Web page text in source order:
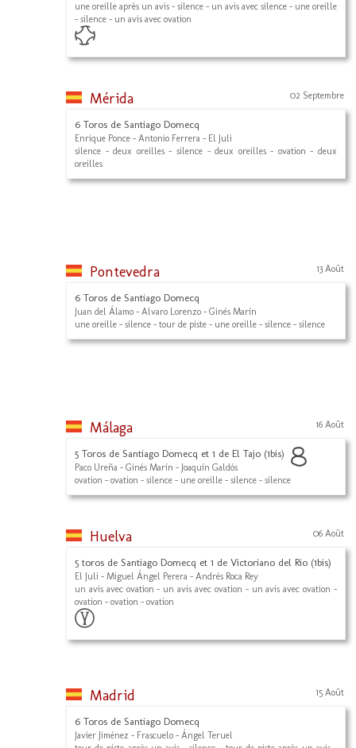
une oreille après un avis - silence - un avis avec silence - une oreille
- silence - un avis avec ovation
Mérida 02 Septembre
6 Toros de Santiago Domecq
Enrique Ponce - Antonio Ferrera - El Juli
silence - deux oreilles - silence - deux oreilles - ovation - deux
oreilles
Pontevedra 13 Août
6 Toros de Santiago Domecq
Juan del Álamo - Alvaro Lorenzo - Ginés Marín
une oreille - silence - tour de piste - une oreille - silence - silence
Málaga 16 Août
5 Toros de Santiago Domecq et 1 de El Tajo (1bis)
Paco Ureña - Ginés Marín - Joaquín Galdós
ovation - ovation - silence - une oreille - silence - silence
Huelva 06 Août
5 toros de Santiago Domecq et 1 de Victoriano del Rio (1bis)
El Juli - Miguel Ángel Perera - Andrés Roca Rey
un avis avec ovation - un avis avec ovation - un avis avec ovation -
ovation - ovation - ovation
Madrid 15 Août
6 Toros de Santiago Domecq
Javier Jiménez - Frascuelo - Ángel Teruel